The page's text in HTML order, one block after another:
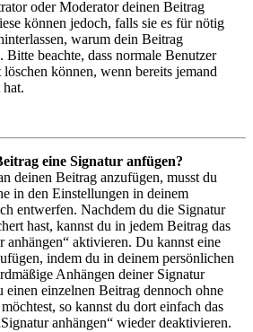
oder Moderator deinen Beitrag
können jedoch, falls sie es für nötig
warum dein Beitrag
Bitte beachte, dass normale Benutzer
können, wenn bereits jemand
eine Signatur anfügen?
deinen Beitrag anzufügen, musst du
in den Einstellungen in deinem
entwerfen. Nachdem du die Signatur
hast, kannst du in jedem Beitrag das
anhängen“ aktivieren. Du kannst eine
indem du in deinem persönlichen
Anhängen deiner Signatur
einen einzelnen Beitrag dennoch ohne
so kannst du dort einfach das
anhängen“ wieder deaktivieren.